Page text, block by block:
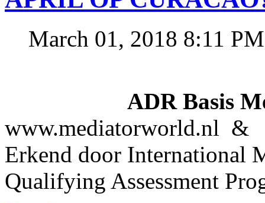
March 01, 2018 8:11 PM
ADR Basis
www.mediatorworld.nl &
Erkend door International
Qualifying Assessment